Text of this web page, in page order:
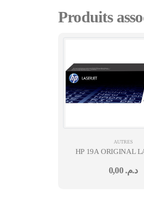
Produits
AUTRES
HP 19A ORIGINAL
LJ M102/M104/M130
د.م. 0,00